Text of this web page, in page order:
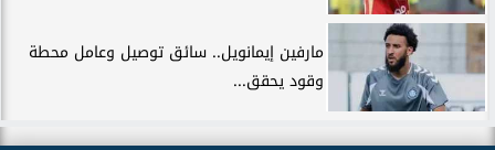
مارفين إيمانويل.. سائق توصيل وعامل محطة
وقود يحقق...